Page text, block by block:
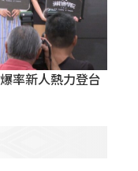
率新人熱力登台